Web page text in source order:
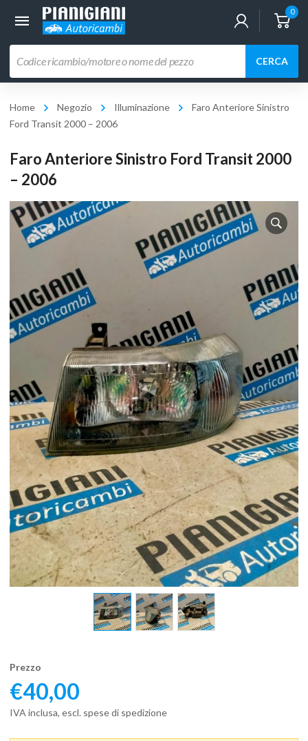
0
prodotti
CERCA
Home Negozio Illuminazione
Faro Anteriore Sinistro
Ford Transit 2000 – 2006
Faro Anteriore Sinistro Ford Transit 2000
– 2006
Prezzo
€40,00
IVA inclusa, escl. spese di spedizione